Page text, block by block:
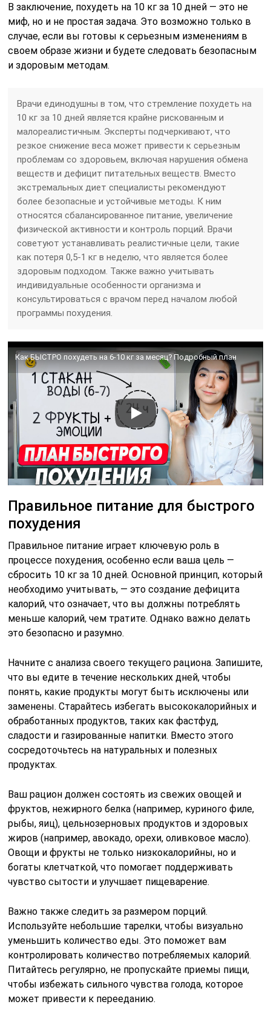
В заключение, похудеть на 10 кг за 10 дней — это не
миф, но и не простая задача. Это возможно только в
случае, если вы готовы к серьезным изменениям в
своем образе жизни и будете следовать безопасным
и здоровым методам.
Врачи единодушны в том, что стремление похудеть на
10 кг за 10 дней является крайне рискованным и
малореалистичным. Эксперты подчеркивают, что
резкое снижение веса может привести к серьезным
проблемам со здоровьем, включая нарушения обмена
веществ и дефицит питательных веществ. Вместо
экстремальных диет специалисты рекомендуют
более безопасные и устойчивые методы. К ним
относятся сбалансированное питание, увеличение
физической активности и контроль порций. Врачи
советуют устанавливать реалистичные цели, такие
как потеря 0,5-1 кг в неделю, что является более
здоровым подходом. Также важно учитывать
индивидуальные особенности организма и
консультироваться с врачом перед началом любой
программы похудения.
Как БЫСТРО похудеть на 6-10 кг за месяц? Подробный план
Правильное питание для быстрого
похудения
Правильное питание играет ключевую роль в
процессе похудения, особенно если ваша цель —
сбросить 10 кг за 10 дней. Основной принцип, который
необходимо учитывать, — это создание дефицита
калорий, что означает, что вы должны потреблять
меньше калорий, чем тратите. Однако важно делать
это безопасно и разумно.
Начните с анализа своего текущего рациона. Запишите,
что вы едите в течение нескольких дней, чтобы
понять, какие продукты могут быть исключены или
заменены. Старайтесь избегать высококалорийных и
обработанных продуктов, таких как фастфуд,
сладости и газированные напитки. Вместо этого
сосредоточьтесь на натуральных и полезных
продуктах.
Ваш рацион должен состоять из свежих овощей и
фруктов, нежирного белка (например, куриного филе,
рыбы, яиц), цельнозерновых продуктов и здоровых
жиров (например, авокадо, орехи, оливковое масло).
Овощи и фрукты не только низкокалорийны, но и
богаты клетчаткой, что помогает поддерживать
чувство сытости и улучшает пищеварение.
Важно также следить за размером порций.
Используйте небольшие тарелки, чтобы визуально
уменьшить количество еды. Это поможет вам
контролировать количество потребляемых калорий.
Питайтесь регулярно, не пропускайте приемы пищи,
чтобы избежать сильного чувства голода, которое
может привести к перееданию.